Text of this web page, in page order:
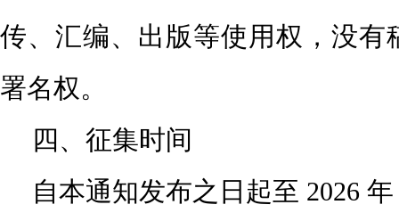
传、汇编、出版等使用权，没有
署名权。
四、征集时间
自本通知发布之日起至 2026